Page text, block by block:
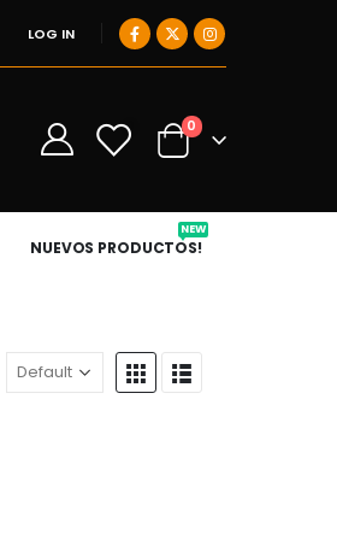
LOG IN
0 0
NUEVOS PRODUCTOS!
NEW